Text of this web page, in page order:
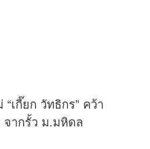
เกี๊ยก วัทธิกร” คว้า
ากรั้ว ม.มหิดล